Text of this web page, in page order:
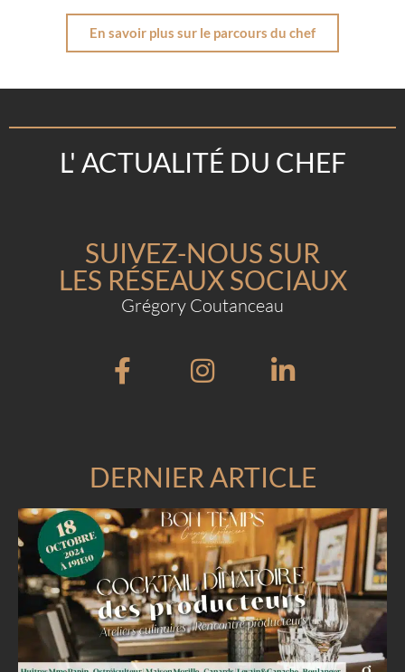
En savoir plus sur le parcours du chef
L' ACTUALITÉ DU CHEF
SUIVEZ-NOUS SUR
LES RÉSEAUX SOCIAUX
Grégory Coutanceau
DERNIER ARTICLE